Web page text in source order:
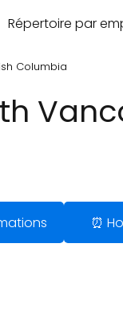
Répertoire par
Columbia
⏰